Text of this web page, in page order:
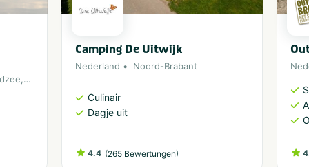
, Ouddorp
Camping De Uitwijk
Nederland Noord-Brabant
Culinair
Dagje uit
4.4 (265 Bewertungen)